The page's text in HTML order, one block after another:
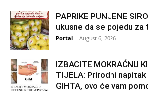
PAPRIKE PUNJENE
ukusne da se pojedu za
Portal - August 6, 2026
IZBACITE MOKRAĆNU
TIJELA: Prirodni
GIHTA, ovo će vam